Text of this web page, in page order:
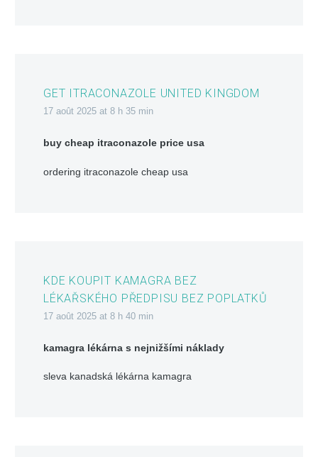
GET ITRACONAZOLE UNITED KINGDOM
17 août 2025 at 8 h 35 min
buy cheap itraconazole price usa
ordering itraconazole cheap usa
KDE KOUPIT KAMAGRA BEZ
LÉKAŘSKÉHO PŘEDPISU BEZ POPLATKŮ
17 août 2025 at 8 h 40 min
kamagra lékárna s nejnižšími náklady
sleva kanadská lékárna kamagra